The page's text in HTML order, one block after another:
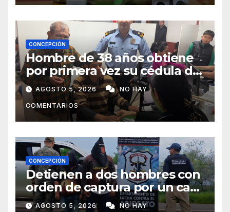
CONCEPCIÓN
Hombre de 38 años obtiene
por primera vez su cédula de
identidad en Concepción
AGOSTO 5, 2026 NO HAY
COMENTARIOS
CONCEPCIÓN
Detienen a dos hombres con
orden de captura por un caso
de abigeato
AGOSTO 5, 2026 NO HAY